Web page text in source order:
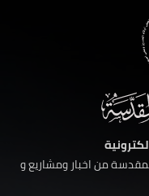
من اخبار ومشاريع و